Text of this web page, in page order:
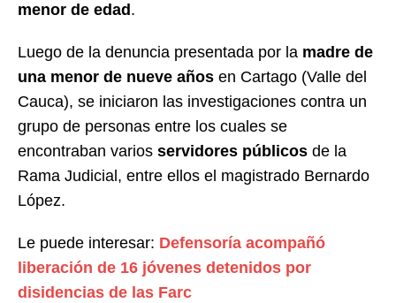
menor de edad .
Luego de la denuncia presentada por la madre de
una menor de nueve años en Cartago (Valle del
Cauca), se iniciaron las investigaciones contra un
grupo de personas entre los cuales se
encontraban varios servidores públicos de la
Rama Judicial, entre ellos el magistrado Bernardo
López.
Le puede interesar: Defensoría acompañó
liberación de 16 jóvenes detenidos por
disidencias de las Farc